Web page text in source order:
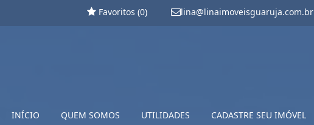
lina@linaimoveisguaruja.com.br
Favoritos (0)
INÍCIO QUEM SOMOS UTILIDADES CADASTRE SEU IMÓVEL